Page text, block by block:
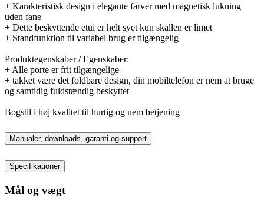
+ Karakteristisk design i elegante farver med magnetisk lukning
uden fane
+ Dette beskyttende etui er helt syet kun skallen er limet
+ Standfunktion til variabel brug er tilgængelig
Produktegenskaber / Egenskaber:
+ Alle porte er frit tilgængelige
+ takket være det foldbare design, din mobiltelefon er nem at bruge
og samtidig fuldstændig beskyttet
Bogstil i høj kvalitet til hurtig og nem betjening
Manualer, downloads, garanti og support
Specifikationer
Mål og vægt